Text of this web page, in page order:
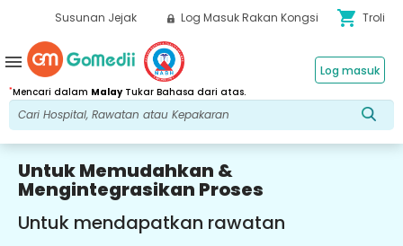
Susunan Jejak Log Masuk Rakan Kongsi shopping_cart Troli
*Mencari dalam MalayTukar Bahasa dari atas.
Log masuk
menu
Untuk Memudahkan &
Mengintegrasikan Proses
Untuk mendapatkan rawatan